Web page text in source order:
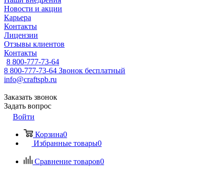
Новости и акции
Карьера
Контакты
Лицензии
Отзывы клиентов
Контакты
8 800-777-73-64
8 800-777-73-64 Звонок бесплатный
info@craftspb.ru
Заказать звонок
Задать вопрос
Войти
Корзина0
Избранные товары0
Сравнение товаров0